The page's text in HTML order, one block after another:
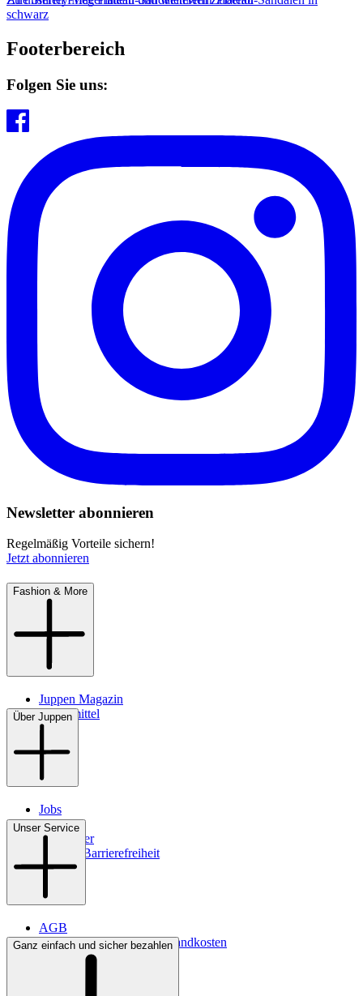
schwarz
Footerbereich
Folgen Sie uns:
Newsletter abonnieren
Regelmäßig Vorteile sichern!
Jetzt abonnieren
Fashion & More
Juppen Magazin
Pflegemittel
Über Juppen
Jobs
Filialen
Newsletter
Digitale Barrierefreiheit
Unser Service
AGB
Lieferbedingungen & Versandkosten
Bezahlung
Ganz einfach und sicher bezahlen